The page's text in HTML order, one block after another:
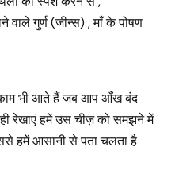
वाले गुर्ण (जीन्स) , माँ के पोषण
काम भी आते हैं जब आप आँख बंद
रेखाएं हमें उस चीज़ को समझने में
हमें आसानी से पता चलता है